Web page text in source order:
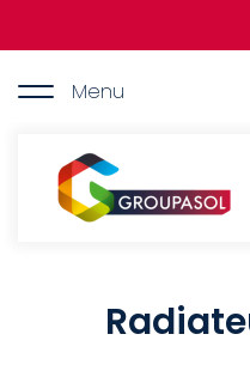
principalMenu
Groupasol